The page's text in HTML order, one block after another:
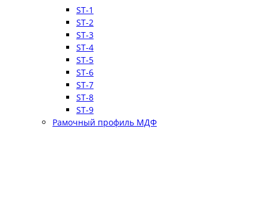
ST-1
ST-2
ST-3
ST-4
ST-5
ST-6
ST-7
ST-8
ST-9
Рамочный профиль МДФ